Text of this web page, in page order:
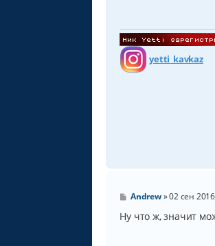
н
и
е
yetti_kavkaz
С
о
б
Andrew»02 сен
Ну что ж, значит